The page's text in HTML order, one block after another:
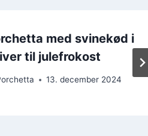
med svinekød i
til julefrokost
13. december 2024